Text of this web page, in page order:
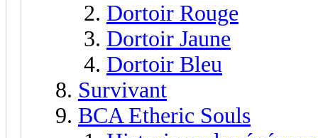
Dortoir Rouge
Dortoir Jaune
Dortoir Bleu
Survivant
BCA Etheric Souls